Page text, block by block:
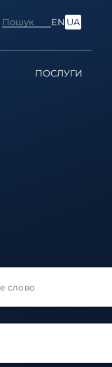
Пошук EN UA
ПОСЛУГИ